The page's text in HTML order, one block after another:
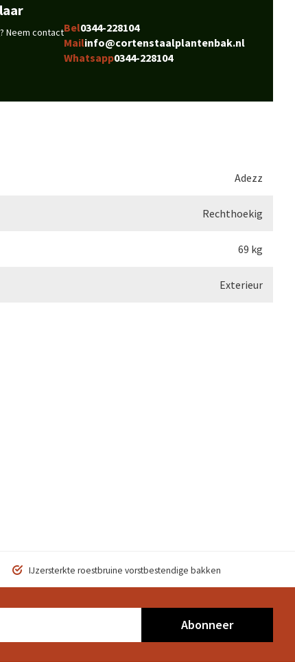
Neem contactBel0344-228104
Mailinfo@cortenstaalplantenbak.nl
Whatsapp0344-228104
Adezz
Rechthoekig
69 kg
Exterieur
IJzersterkte roestbruine vorstbestendige bakken
Abonneer